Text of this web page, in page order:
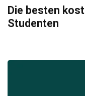
Die besten
Studenten